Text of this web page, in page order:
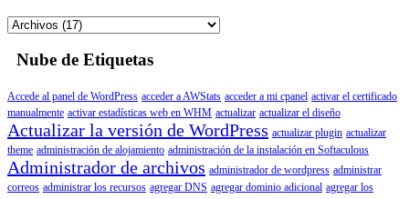
Nube de Etiquetas
Accede al panel de WordPress acceder a AWStats acceder a mi cpanel activar el certificado
manualmente activar estadísticas web en WHM actualizar actualizar el diseño
Actualizar la versión de WordPress actualizar plugin actualizar
theme administración de alojamiento administración de la instalación en Softaculous
Administrador de archivos administrador de wordpress administrar
correos administrar los recursos agregar DNS agregar dominio adicional agregar los